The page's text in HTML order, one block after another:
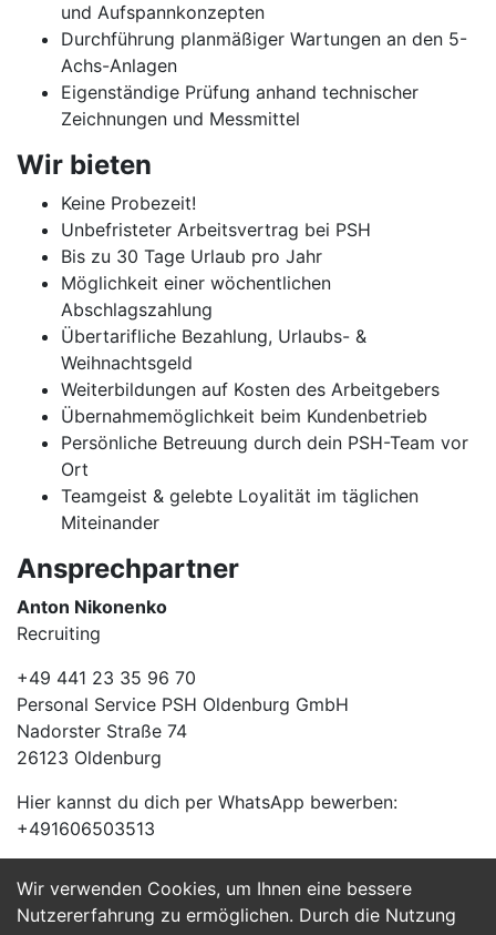
Wir verwenden Cookies, um Ihnen eine bessere
Nutzererfahrung zu ermöglichen. Durch die Nutzung
und Aufspannkonzepten
Durchführung planmäßiger Wartungen an den 5-
Achs-Anlagen
Eigenständige Prüfung anhand technischer
Zeichnungen und Messmittel
Wir bieten
Keine Probezeit!
Unbefristeter Arbeitsvertrag bei PSH
Bis zu 30 Tage Urlaub pro Jahr
Möglichkeit einer wöchentlichen
Abschlagszahlung
Übertarifliche Bezahlung, Urlaubs- &
Weihnachtsgeld
Weiterbildungen auf Kosten des Arbeitgebers
Übernahmemöglichkeit beim Kundenbetrieb
Persönliche Betreuung durch dein PSH-Team vor
Ort
Teamgeist & gelebte Loyalität im täglichen
Miteinander
Ansprechpartner
Anton Nikonenko
Recruiting
+49 441 23 35 96 70
Personal Service PSH Oldenburg GmbH
Nadorster Straße 74
26123 Oldenburg
Hier kannst du dich per WhatsApp bewerben:
+491606503513
Jetzt Bewerben